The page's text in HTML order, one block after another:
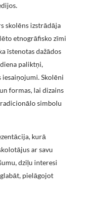
skolēns izstrādāja
etnogrāfisko zīmi
īstenotas dažādos
paliktņi,
Skolēni
formas, lai dizains
simbolu
kurā
ar savu
dziļu interesi
pielāgojot